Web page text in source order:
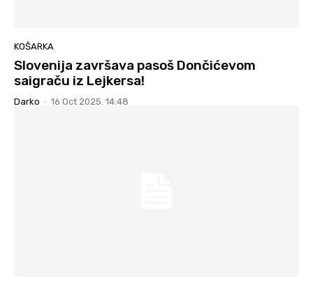
KOŠARKA
Slovenija završava pasoš Dončićevom
saigraču iz Lejkersa!
Darko - 16 Oct 2025. 14:48